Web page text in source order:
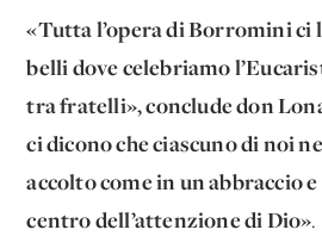
«Tutta l’opera di Borromini ci
belli dove celebriamo
tra fratelli», conclude don
ci dicono che ciascuno di noi
accolto come in un abbraccio
centro dell’attenzione di Dio».